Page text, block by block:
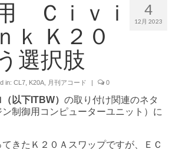
4
12月 2023
Ｃｉｖｉ
ｋ Ｋ２０
選択肢
in: CL7 K20A 月刊アコード | 0
以下ITBW） の取り付け関連のネタ
制御用コンピューターユニット）に
きたＫ２０Ａスワップですが、ＥＣ